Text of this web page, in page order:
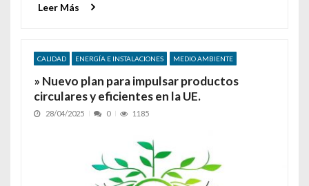
Leer Más
CALIDAD ENERGÍA E INSTALACIONES MEDIO AMBIENTE
» Nuevo plan para impulsar productos
circulares y eficientes en la UE.
28/04/2025 0 1185